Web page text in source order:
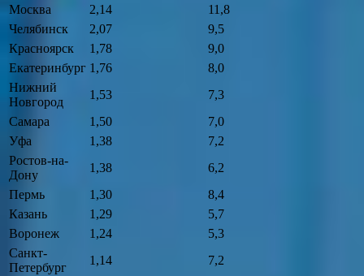
Москва
2,14
11,8
Челябинск
2,07
9,5
Красноярск
1,78
9,0
Екатеринбург 1,76
8,0
Нижний
Новгород
1,53
7,3
Самара
1,50
7,0
Уфа
1,38
7,2
Ростов-на-
Дону
1,38
6,2
Пермь
1,30
8,4
Казань
1,29
5,7
Воронеж
1,24
5,3
Санкт-
Петербург
1,14
7,2